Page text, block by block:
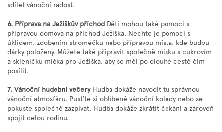
sdílet vánoční radost.
6. Příprava na Ježíškův příchod Děti mohou také pomoci s
přípravou domova na příchod Ježíška. Nechte je pomoci s
úklidem, zdobením stromečku nebo přípravou místa, kde budou
dárky položeny. Můžete také připravit společně misku s cukrovím
a skleničku mléka pro Ježíška, aby se měl po dlouhé cestě čím
posílit.
7. Vánoční hudební večeryHudba dokáže navodit tu správnou
vánoční atmosféru. Pusťte si oblíbené vánoční koledy nebo se
pokuste společně zazpívat. Hudba dokáže zkrátit čekání a zároveň
spojit celou rodinu.